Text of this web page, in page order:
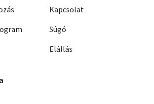
Kapcsolat
Súgó
Elállás